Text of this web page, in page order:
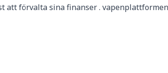
förvalta sina finanser .